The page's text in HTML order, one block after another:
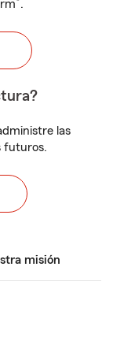
.
las
futuros.
misión